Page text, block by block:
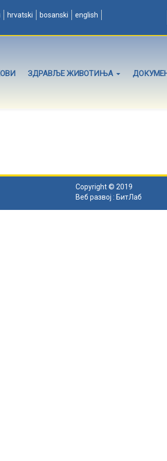
hrvatski bosanski english
ЗДРАВЉЕ ЖИВОТИЊА
Copyright © 2019
Веб развој : БитЛаб